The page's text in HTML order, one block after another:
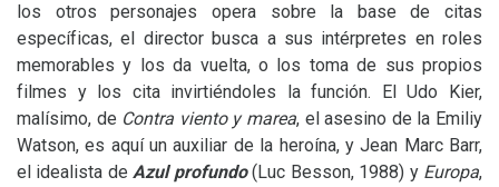
los otros personajes opera sobre la base de citas
específicas, el director busca a sus intérpretes en roles
memorables y los da vuelta, o los toma de sus propios
filmes y los cita invirtiéndoles la función. El Udo Kier,
malísimo, de Contra viento y marea, el asesino de la Emiliy
Watson, es aquí un auxiliar de la heroína, y Jean Marc Barr,
el idealista deAzul profundo(Luc Besson, 1988) y Europa,